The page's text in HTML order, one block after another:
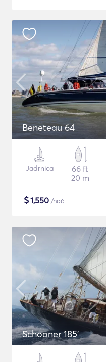
Beneteau 64
Jadrnica
66 ft
20 m
$1,550 /noč
Schooner 185'